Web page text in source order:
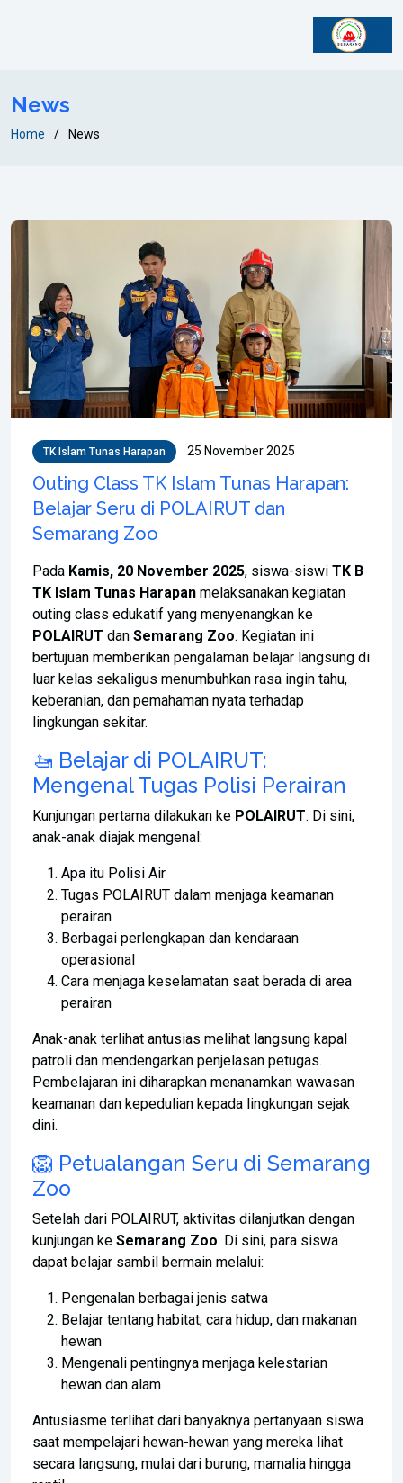
News
Home News
TK Islam Tunas Harapan 25 November 2025
Outing Class TK Islam Tunas Harapan:
Belajar Seru di POLAIRUT dan
Semarang Zoo
Pada Kamis, 20 November 2025, siswa-siswi TK B
TK Islam Tunas Harapan melaksanakan kegiatan
outing class edukatif yang menyenangkan ke
POLAIRUT dan Semarang Zoo. Kegiatan ini
bertujuan memberikan pengalaman belajar langsung di
luar kelas sekaligus menumbuhkan rasa ingin tahu,
keberanian, dan pemahaman nyata terhadap
lingkungan sekitar.
🚤 Belajar di POLAIRUT:
Mengenal Tugas Polisi Perairan
Kunjungan pertama dilakukan ke POLAIRUT. Di sini,
anak-anak diajak mengenal:
Apa itu Polisi Air
Tugas POLAIRUT dalam menjaga keamanan
perairan
Berbagai perlengkapan dan kendaraan
operasional
Cara menjaga keselamatan saat berada di area
perairan
Anak-anak terlihat antusias melihat langsung kapal
patroli dan mendengarkan penjelasan petugas.
Pembelajaran ini diharapkan menanamkan wawasan
keamanan dan kepedulian kepada lingkungan sejak
dini.
🦁 Petualangan Seru di Semarang
Zoo
Setelah dari POLAIRUT, aktivitas dilanjutkan dengan
kunjungan ke Semarang Zoo. Di sini, para siswa
dapat belajar sambil bermain melalui:
Pengenalan berbagai jenis satwa
Belajar tentang habitat, cara hidup, dan makanan
hewan
Mengenali pentingnya menjaga kelestarian
hewan dan alam
Antusiasme terlihat dari banyaknya pertanyaan siswa
saat mempelajari hewan-hewan yang mereka lihat
secara langsung, mulai dari burung, mamalia hingga